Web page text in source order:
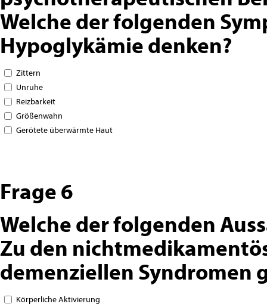
Welche der folgenden
Hypoglykämie denken?
Zittern
Unruhe
Reizbarkeit
Größenwahn
Gerötete überwärmte Haut
Frage 6
Welche der folgenden
Zu den
demenziellen Syndromen
Körperliche Aktivierung